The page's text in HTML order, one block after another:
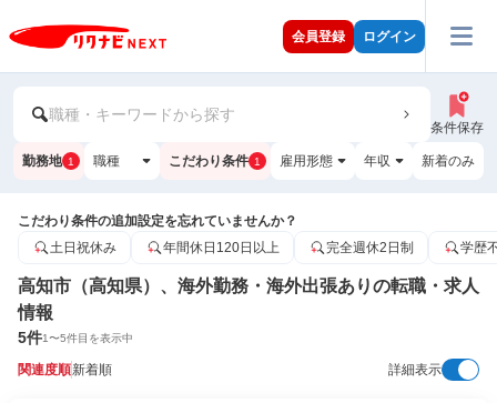
会員登録 ログイン
職種・キーワードから探す
条件保存
勤務地 1 職種 こだわり条件 1 雇用形態 年収 新着のみ
こだわり条件の追加設定を忘れていませんか？
土日祝休み
年間休日120日以上 完全週休2日制 学歴
高知市（高知県）、海外勤務・海外出張ありの転職・求人
情報
5件1〜5件目を表示中
関連度順新着順 詳細表示